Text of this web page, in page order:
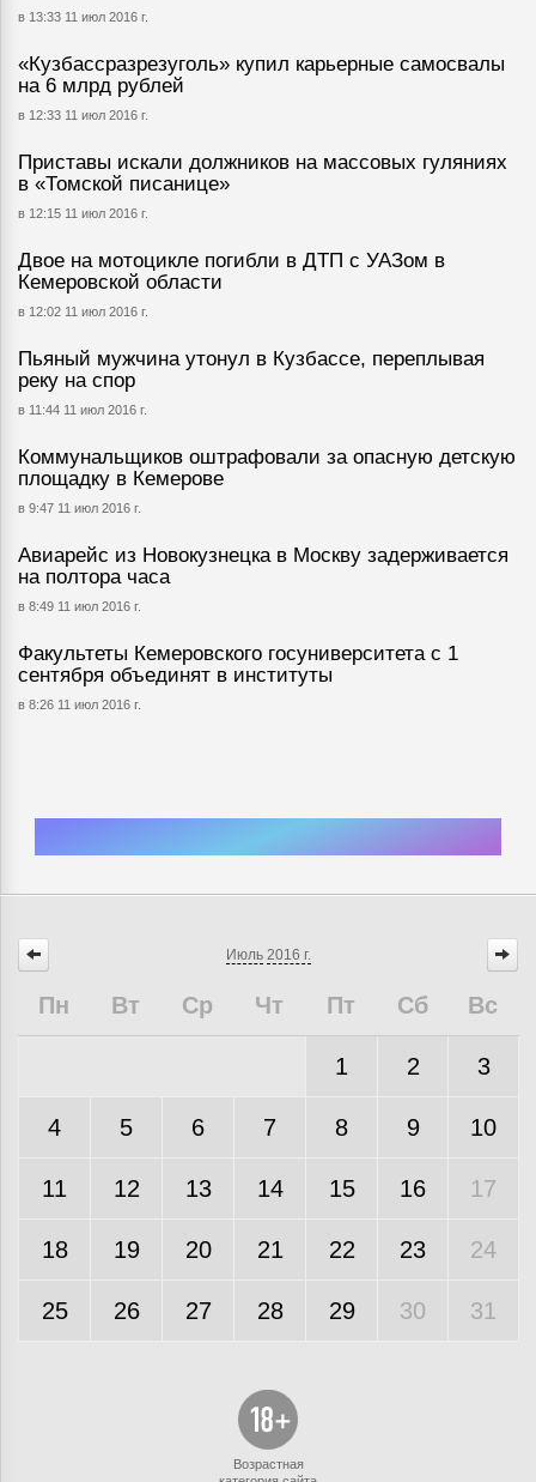
в 13:33 11 июл 2016 г.
«Кузбассразрезуголь» купил карьерные самосвалы
на 6 млрд рублей
в 12:33 11 июл 2016 г.
Приставы искали должников на массовых гуляниях
в «Томской писанице»
в 12:15 11 июл 2016 г.
Двое на мотоцикле погибли в ДТП с УАЗом в
Кемеровской области
в 12:02 11 июл 2016 г.
Пьяный мужчина утонул в Кузбассе, переплывая
реку на спор
в 11:44 11 июл 2016 г.
Коммунальщиков оштрафовали за опасную детскую
площадку в Кемерове
в 9:47 11 июл 2016 г.
Авиарейс из Новокузнецка в Москву задерживается
на полтора часа
в 8:49 11 июл 2016 г.
Факультеты Кемеровского госуниверситета с 1
сентября объединят в институты
в 8:26 11 июл 2016 г.
Июль 2016 г.
Пн Вт Ср Чт Пт Сб Вс
1 2 3
4 5 6 7 8 9 10
11 12 13 14 15 16 17
18 19 20 21 22 23 24
25 26 27 28 29 30 31
Возрастная